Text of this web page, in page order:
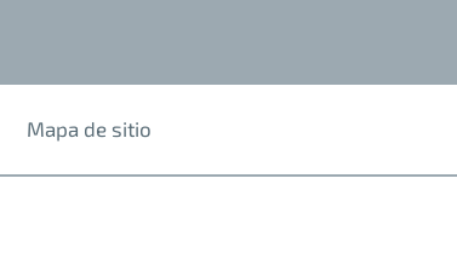
Mapa de sitio